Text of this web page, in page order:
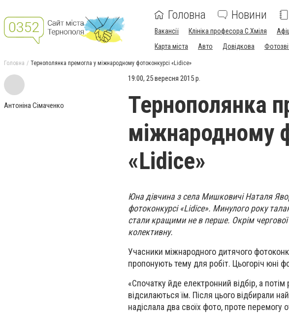
Головна Новини
Вакансії Клініка професора С.Хміля
Карта міста
Авто Довідкова
Головна Тернополянка премогла у міжнародному фотоконкурсі «Lidice»
Антоніна Сімаченко
19:00, 25 вересня 2015 р.
Тернополянка
міжнародному
«Lidice»
Юна дівчина з села Мишковичі Наталя
фотоконкурсі «Lidice». Минулого року
стали кращими не в перше. Окрім
колективну.
Учасники міжнародного дитячого
пропонують тему для робіт. Цьогоріч юні
«Спочатку йде електронний відбір, а
відсилаються їм. Після цього відбирали
надіслала два своїх фото, проте